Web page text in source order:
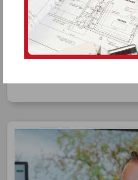
Robby Lenaerts
Vastgoedmakelaar
BIV 518.286
Erkend schatter-expert: